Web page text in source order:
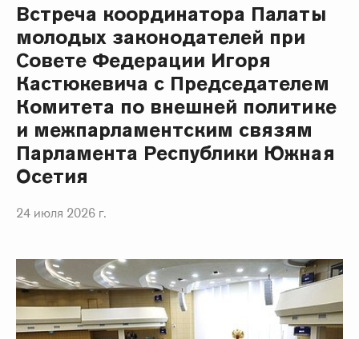
Встреча координатора Палаты
молодых законодателей при
Совете Федерации Игоря
Кастюкевича с Председателем
Комитета по внешней политике
и межпарламентским связям
Парламента Республики Южная
Осетия
24 июля 2026 г.